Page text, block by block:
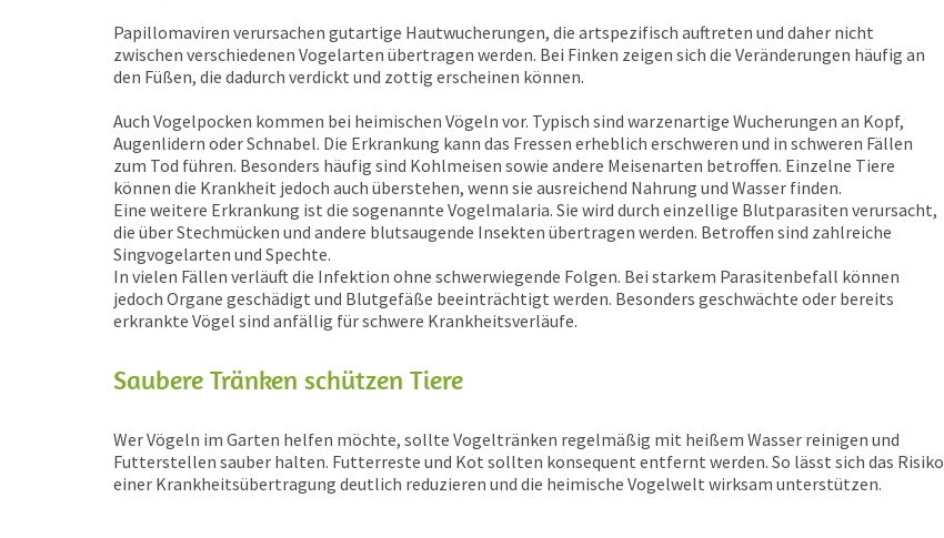
Papillomaviren verursachen gutartige Hautwucherungen, die artspezifisch auftreten und daher nicht
zwischen verschiedenen Vogelarten übertragen werden. Bei Finken zeigen sich die Veränderungen häufig an
den Füßen, die dadurch verdickt und zottig erscheinen können.
Auch Vogelpocken kommen bei heimischen Vögeln vor. Typisch sind warzenartige Wucherungen an Kopf,
Augenlidern oder Schnabel. Die Erkrankung kann das Fressen erheblich erschweren und in schweren Fällen
zum Tod führen. Besonders häufig sind Kohlmeisen sowie andere Meisenarten betroffen. Einzelne Tiere
können die Krankheit jedoch auch überstehen, wenn sie ausreichend Nahrung und Wasser finden.
Eine weitere Erkrankung ist die sogenannte Vogelmalaria. Sie wird durch einzellige Blutparasiten verursacht,
die über Stechmücken und andere blutsaugende Insekten übertragen werden. Betroffen sind zahlreiche
Singvogelarten und Spechte.
In vielen Fällen verläuft die Infektion ohne schwerwiegende Folgen. Bei starkem Parasitenbefall können
jedoch Organe geschädigt und Blutgefäße beeinträchtigt werden. Besonders geschwächte oder bereits
erkrankte Vögel sind anfällig für schwere Krankheitsverläufe.
Saubere Tränken schützen Tiere
Wer Vögeln im Garten helfen möchte, sollte Vogeltränken regelmäßig mit heißem Wasser reinigen und
Futterstellen sauber halten. Futterreste und Kot sollten konsequent entfernt werden. So lässt sich das Risiko
einer Krankheitsübertragung deutlich reduzieren und die heimische Vogelwelt wirksam unterstützen.